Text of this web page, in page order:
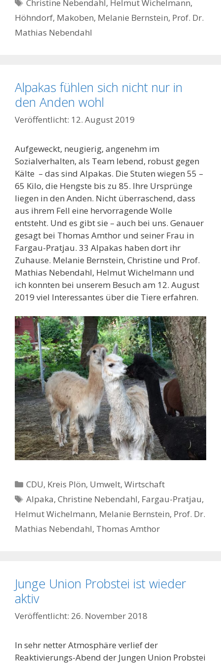
Christine Nebendahl, Helmut Wichelmann,
Höhndorf, Makoben, Melanie Bernstein, Prof. Dr.
Mathias Nebendahl
Alpakas fühlen sich nicht nur in
den Anden wohl
12. August 2019
Aufgeweckt, neugierig, angenehm im
Sozialverhalten, als Team lebend, robust gegen
Kälte – das sind Alpakas. Die Stuten wiegen 55 –
65 Kilo, die Hengste bis zu 85. Ihre Ursprünge
liegen in den Anden. Nicht überraschend, dass
aus ihrem Fell eine hervorragende Wolle
entsteht. Und es gibt sie – auch bei uns. Genauer
gesagt bei Thomas Amthor und seiner Frau in
Fargau-Pratjau. 33 Alpakas haben dort ihr
Zuhause. Melanie Bernstein, Christine und Prof.
Mathias Nebendahl, Helmut Wichelmann und
ich konnten bei unserem Besuch am 12. August
2019 viel Interessantes über die Tiere erfahren.
Kategorien
CDU, Kreis Plön, Umwelt,Wirtschaft
Schlagwörter
Alpaka,Christine Nebendahl, Fargau-Pratjau,
Helmut Wichelmann, Melanie Bernstein, Prof. Dr.
Mathias Nebendahl, Thomas Amthor
Junge Union Probstei ist wieder
aktiv
26. November 2018
In sehr netter Atmosphäre verlief der
Reaktivierungs-Abend der Jungen Union Probstei